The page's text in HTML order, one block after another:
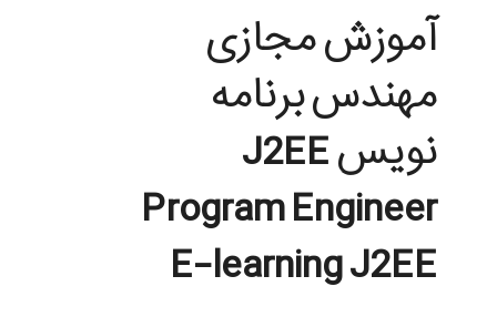
آموزش مجازی
مهندس برنامه
نویس J2EE
Program Engineer
E-learning J2EE